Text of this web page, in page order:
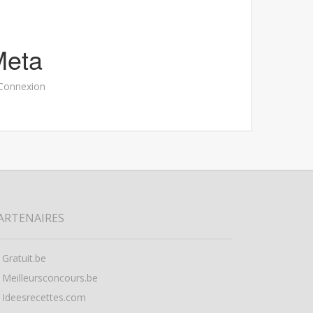
Gratuit.be
Meilleursconcours.be
Ideesrecettes.com